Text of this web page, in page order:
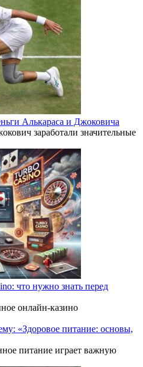
Алькараса и Джоковича
заработали значительные
что нужно знать перед
онлайн-казино
«Здоровое питание: основы,
питание играет важную